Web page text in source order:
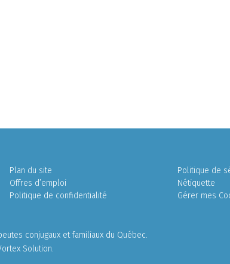
Plan du site
Offres d’emploi
Politique de confidentialité
Politique de
Nétiquette
Gérer mes
conjugaux et familiaux du Québec.
Solution.